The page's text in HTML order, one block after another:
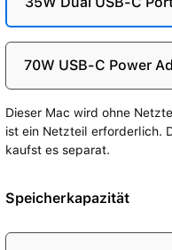
70W USB-C Power
Dieser Mac wird ohne
ist ein Netzteil erforderlich.
kaufst es separat.
Speicherkapazität